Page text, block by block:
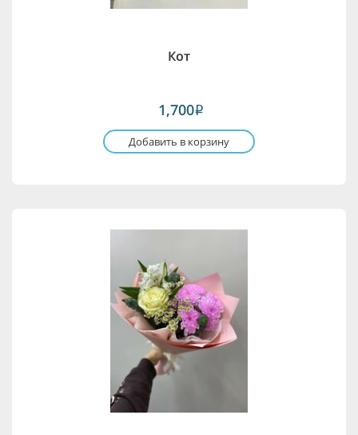
Кот
1,700i
Добавить в корзину